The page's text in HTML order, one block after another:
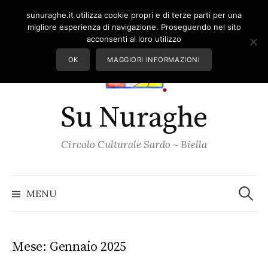
Su Nuraghe
Circolo Culturale Sardo ~ Biella
MENU per:
Mese: Gennaio 2025
sunuraghe.it utilizza cookie propri e di terze parti per una
migliore esperienza di navigazione. Proseguendo nel sito
acconsenti al loro utilizzo
OK MAGGIORI INFORMAZIONI